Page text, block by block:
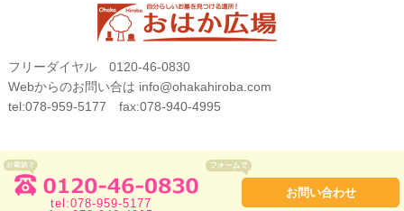
フリーダイヤル 0120-46-0830
Webからのお問い合は info@ohakahiroba.com
tel:078-959-5177 fax:078-940-4995
©おはか広場. All Rights Reserved.
tel:078-959-5177
お問い合わせ